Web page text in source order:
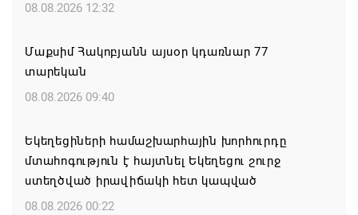
08.08.2026 12:32
Մաքսիմ Հակոբյանն այսօր կդառնար 77
տարեկան
08.08.2026 09:40
Եկեղեցիների համաշխարհային խորհուրդը
մտահոգություն է հայտնել Եկեղեցու շուրջ
ստեղծված իրավիճակի հետ կապված
08.08.2026 00:22